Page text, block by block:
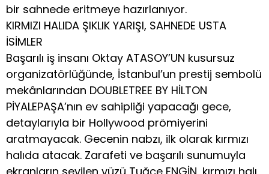
bir sahnede eritmeye hazırlanıyor.
KIRMIZI HALIDA ŞIKLIK YARIŞI, SAHNEDE USTA
İSİMLER
Başarılı iş insanı Oktay ATASOY’UN kusursuz
organizatörlüğünde, İstanbul’un prestij sembolü
mekânlarından DOUBLETREE BY HİLTON
PİYALEPAŞA’nın ev sahipliği yapacağı gece,
detaylarıyla bir Hollywood prömiyerini
aratmayacak. Gecenin nabzı, ilk olarak kırmızı
halıda atacak. Zarafeti ve başarılı sunumuyla